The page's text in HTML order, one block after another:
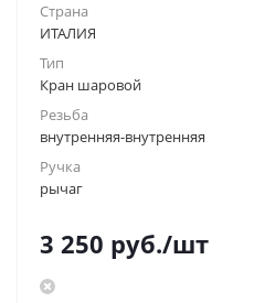
Страна
ИТАЛИЯ
Тип
Кран шаровой
Резьба
внутренняя-внутренняя
Ручка
рычаг
3 250 руб./шт